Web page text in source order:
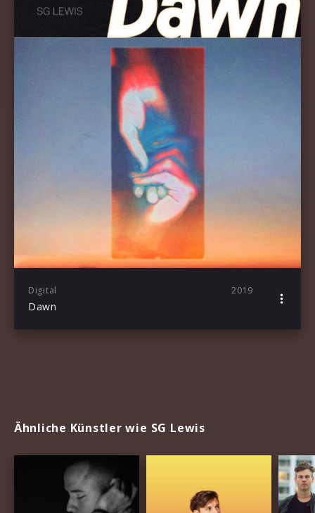
Digital 2019
Dawn
Ähnliche Künstler wie SG Lewis